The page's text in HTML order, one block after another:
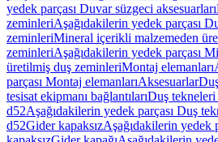
yedek parçası Duvar süzgeci aksesuarları
zeminleriAşağıdakilerin yedek parçası
zeminleriMineral içerikli malzemeden
zeminleriAşağıdakilerin yedek parçası
üretilmiş duş zeminleriMontaj elemanları
parçası Montaj elemanlarıAksesuarlar
tesisat ekipmanı bağlantılarıDuş tekneleri
d52Aşağıdakilerin yedek parçası Duş
d52Gider kapaksızAşağıdakilerin yedek